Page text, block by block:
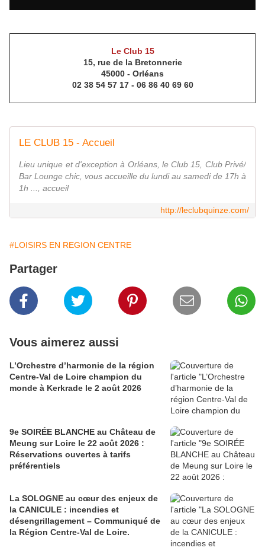
Le Club 15
15, rue de la Bretonnerie
45000 - Orléans
02 38 54 57 17 - 06 86 40 69 60
LE CLUB 15 - Accueil
Lieu unique et d'exception à Orléans, le Club 15, Club Privé/
Bar Lounge chic, vous accueille du lundi au samedi de 17h à
1h ..., accueil
http://leclubquinze.com/
#LOISIRS EN REGION CENTRE
Partager
Vous aimerez aussi
L’Orchestre d’harmonie de la région
Centre-Val de Loire champion du
monde à Kerkrade le 2 août 2026
9e SOIRÉE BLANCHE au Château de
Meung sur Loire le 22 août 2026 :
Réservations ouvertes à tarifs
préférentiels
La SOLOGNE au cœur des enjeux de
la CANICULE : incendies et
désengrillagement – Communiqué de
la Région Centre-Val de Loire.